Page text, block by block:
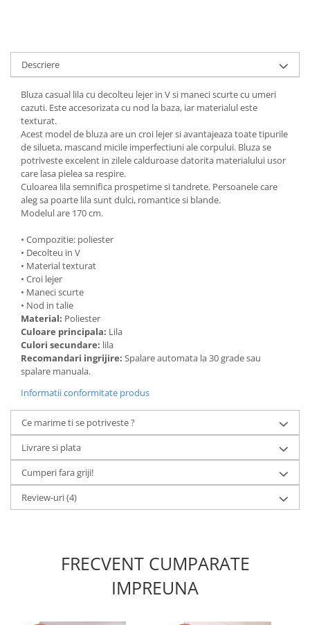
Descriere
Bluza casual lila cu decolteu lejer in V si maneci scurte cu umeri
cazuti. Este accesorizata cu nod la baza, iar materialul este
texturat.
Acest model de bluza are un croi lejer si avantajeaza toate tipurile
de silueta, mascand micile imperfectiuni ale corpului. Bluza se
potriveste excelent in zilele calduroase datorita materialului usor
care lasa pielea sa respire.
Culoarea lila semnifica prospetime si tandrete. Persoanele care
aleg sa poarte lila sunt dulci, romantice si blande.
Modelul are 170 cm.
• Compozitie: poliester
• Decolteu in V
• Material texturat
• Croi lejer
• Maneci scurte
• Nod in talie
Material: Poliester
Culoare principala: Lila
Culori secundare: lila
Recomandari ingrijire: Spalare automata la 30 grade sau
spalare manuala.
Informatii conformitate produs
Ce marime ti se potriveste ?
Livrare si plata
Cumperi fara griji!
Review-uri(4)
FRECVENT CUMPARATE
IMPREUNA